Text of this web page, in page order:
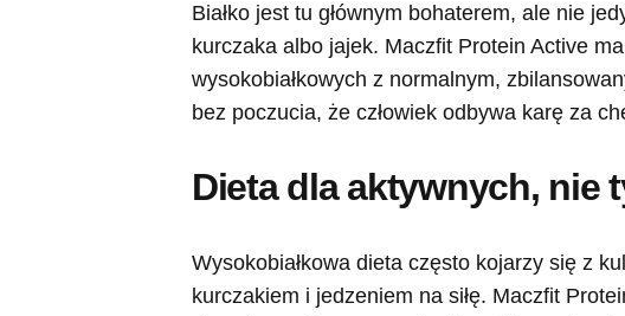
Białko jest tu głównym bohaterem, ale nie
kurczaka albo jajek. Maczfit Protein Active
wysokobiałkowych z normalnym,
bez poczucia, że człowiek odbywa karę za
Dieta dla aktywnych, nie
Wysokobiałkowa dieta często kojarzy się z
kurczakiem i jedzeniem na siłę. Maczfit